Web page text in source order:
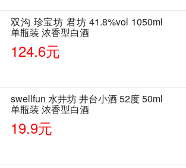
双沟 珍宝坊 君坊 41.8%vol 1050ml
单瓶装 浓香型白酒
124.6元
swellfun 水井坊 井台小酒 52度 50ml
单瓶装 浓香型白酒
19.9元